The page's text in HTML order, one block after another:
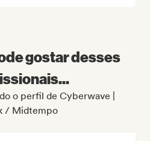
gostar desses
o perfil de Cyberwave |
/ Midtempo